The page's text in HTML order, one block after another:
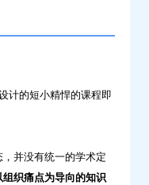
计的短小精悍的课程即
并没有统一的学术定
织痛点为导向的知识